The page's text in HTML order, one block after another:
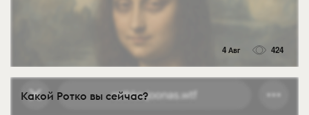
4 Авг 424
Какой Ротко вы сейчас?